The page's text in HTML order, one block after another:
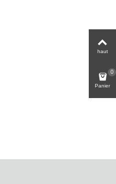
haut
Panier
0